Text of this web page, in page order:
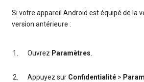
Si votre appareil Android est équipé de la
version antérieure :
Ouvrez Paramètres.
Appuyez sur Confidentialité >